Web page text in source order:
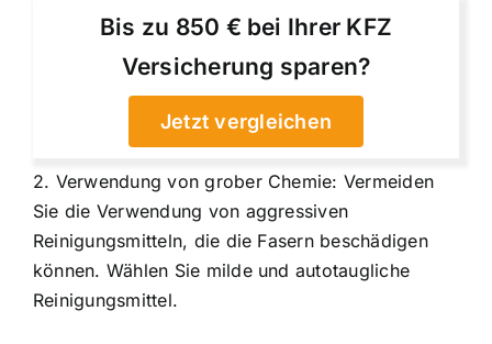
Bis zu 850 € bei Ihrer KFZ
Versicherung sparen?
Jetzt vergleichen
2. Verwendung von grober Chemie: Vermeiden
Sie die Verwendung von aggressiven
Reinigungsmitteln, die die Fasern beschädigen
können. Wählen Sie milde und autotaugliche
Reinigungsmittel.